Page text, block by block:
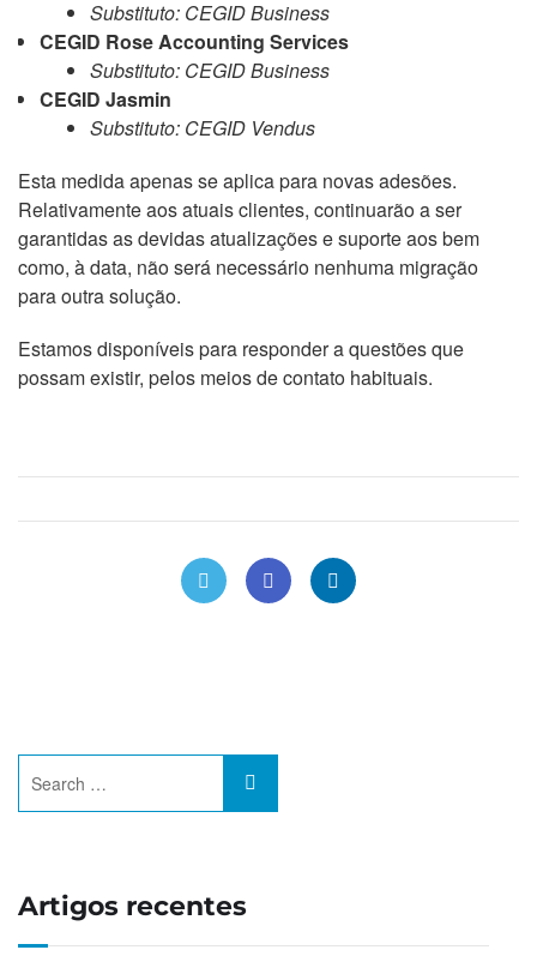
Substituto: CEGID Business
CEGID Rose Accounting Services
Substituto: CEGID Business
CEGID Jasmin
Substituto: CEGID Vendus
Esta medida apenas se aplica para novas adesões.
Relativamente aos atuais clientes, continuarão a ser
garantidas as devidas atualizações e suporte aos bem
como, à data, não será necessário nenhuma migração
para outra solução.
Estamos disponíveis para responder a questões que
possam existir, pelos meios de contato habituais.
Artigos recentes